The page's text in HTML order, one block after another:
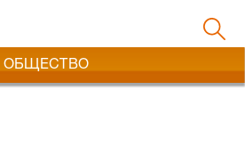
ОБЩЕСТВО